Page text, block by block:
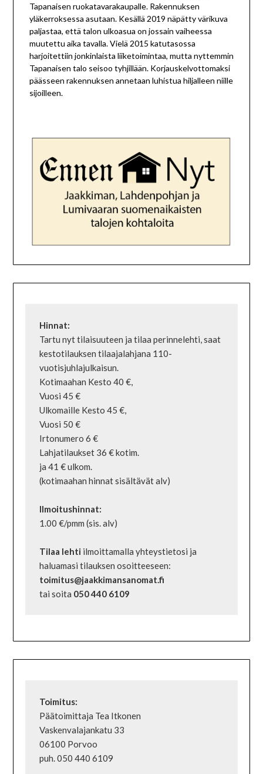
Tapanaisen ruokatavarakaupalle. Rakennuksen
yläkerroksessa asutaan. Kesällä 2019 näpätty värikuva
paljastaa, että talon ulkoasua on jossain vaiheessa
muutettu aika tavalla. Vielä 2015 katutasossa
harjoitettiin jonkinlaista liiketoimintaa, mutta nyttemmin
Tapanaisen talo seisoo tyhjillään. Korjauskelvottomaksi
päässeen rakennuksen annetaan luhistua hiljalleen niille
sijoilleen.
Tartu nyt tilaisuuteen ja tilaa perinnelehti, saat
kestotilauksen tilaajalahjana 110-
vuotisjuhlajulkaisun.
Kotimaahan Kesto 40 €,
Vuosi 45 €
Ulkomaille Kesto 45 €,
Vuosi 50 €
Irtonumero 6 €
Lahjatilaukset 36 € kotim.
ja 41 € ulkom.
(kotimaahan hinnat sisältävät alv)
1.00 €/pmm (sis. alv)
Tilaa lehti ilmoittamalla yhteystietosi ja
toimitus@jaakkimansanomat.fi
tai soita 050 440 6109
Päätoimittaja Tea Itkonen
Vaskenvalajankatu 33
06100 Porvoo
puh. 050 440 6109